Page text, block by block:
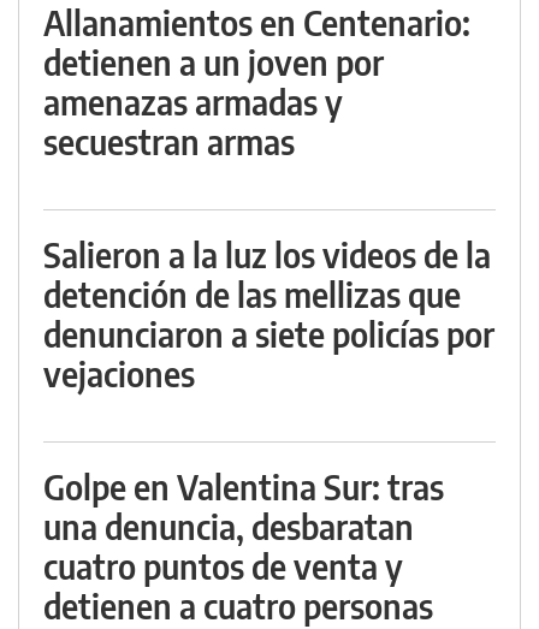
Allanamientos en Centenario:
detienen a un joven por
amenazas armadas y
secuestran armas
Salieron a la luz los videos de la
detención de las mellizas que
denunciaron a siete policías por
vejaciones
Golpe en Valentina Sur: tras
una denuncia, desbaratan
cuatro puntos de venta y
detienen a cuatro personas